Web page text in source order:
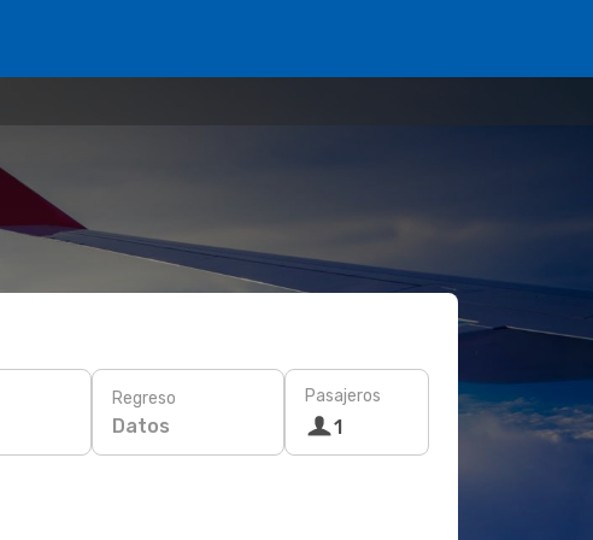
Regreso
Datos
Pasajeros
1